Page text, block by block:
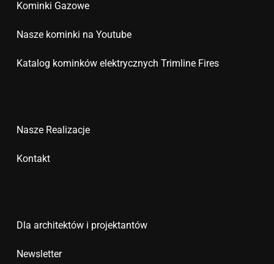
Kominki Gazowe
Nasze kominki na Youtube
Katalog kominków elektrycznych Trimline Fires
Nasze Realizacje
Kontakt
Dla architektów i projektantów
Newsletter